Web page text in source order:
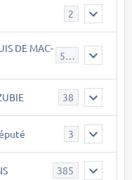
2
DE MAC-
543
38
3
385